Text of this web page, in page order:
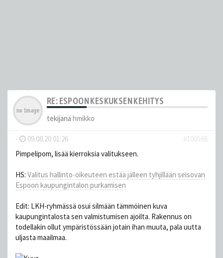
RE: ESPOON KESKUKSEN KEHITYS
tekijänä hmikko
- 09.08.20 01:26
#100566
Pimpelipom, lisää kierroksia valitukseen.
HS: Valitus hallinto-oikeuteen estää jälleen tyhjillään seisovan
Espoon kaupungintalon purkamisen
Edit: LKH-ryhmässä osui silmään tämmöinen kuva
kaupungintalosta sen valmistumisen ajoilta. Rakennus on
todellakin ollut ympäristössään jotain ihan muuta, pala uutta
uljasta maailmaa.